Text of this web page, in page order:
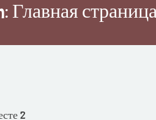
Главная
2